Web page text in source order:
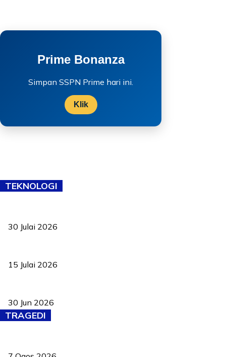
Prime Bonanza
Simpan SSPN Prime hari ini.
Klik
TEKNOLOGI
30 Julai 2026
15 Julai 2026
30 Jun 2026
TRAGEDI